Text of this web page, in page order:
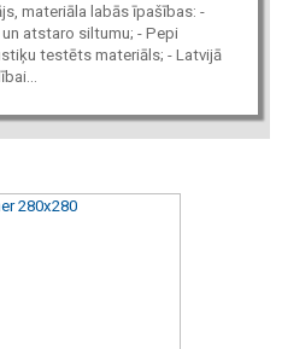
materiāla labās īpašības: -
atstaro siltumu; - Pepi
testēts materiāls; - Latvijā